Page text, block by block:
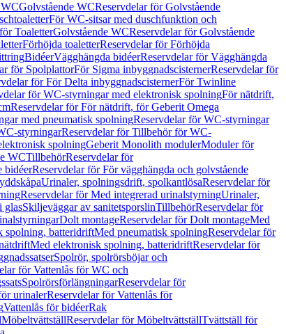
Golvstående WCReservdelar för Golvstående
För WC-sitsar med duschfunktion och
ToaletterGolvstående WCReservdelar för Golvstående
Förhöjda toaletterReservdelar för Förhöjda
BidéerVägghängda bidéerReservdelar för Vägghängda
för SpolplattorFör Sigma inbyggnadscisternerReservdelar för
för För Delta inbyggnadscisternerFör Twinline
för WC-styrningar med elektronisk spolningFör nätdrift,
Reservdelar för För nätdrift, för Geberit Omega
med pneumatisk spolningReservdelar för WC-styrningar
styrningarReservdelar för Tillbehör för WC-
spolningGeberit Monolith modulerModuler för
WCTillbehörReservdelar för
bidéerReservdelar för För vägghängda och golvstående
Urinaler, spolningsdrift, spolkantlösaReservdelar för
Reservdelar för Med integrerad urinalstyrningUrinaler,
glasSkiljeväggar av sanitetsporslinTillbehörReservdelar för
Dolt montageReservdelar för Dolt montageMed
spolning, batteridriftMed pneumatisk spolningReservdelar för
Med elektronisk spolning, batteridriftReservdelar för
Spolrör, spolrörsböjar och
för Vattenlås för WC och
SpolrörsförlängningarReservdelar för
urinalerReservdelar för Vattenlås för
Vattenlås för bidéerRak
MöbeltvättställReservdelar för MöbeltvättställTvättställ för